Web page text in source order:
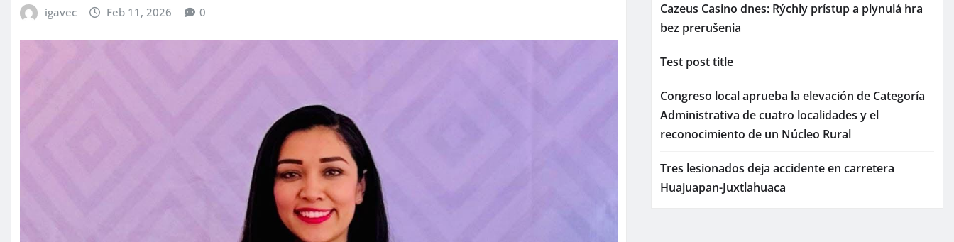
igavec Feb 11, 2026 0
Cazeus Casino dnes: Rýchly prístup a plynulá hra
bez prerušenia
Test post title
Congreso local aprueba la elevación de Categoría
Administrativa de cuatro localidades y el
reconocimiento de un Núcleo Rural
Tres lesionados deja accidente en carretera
Huajuapan-Juxtlahuaca